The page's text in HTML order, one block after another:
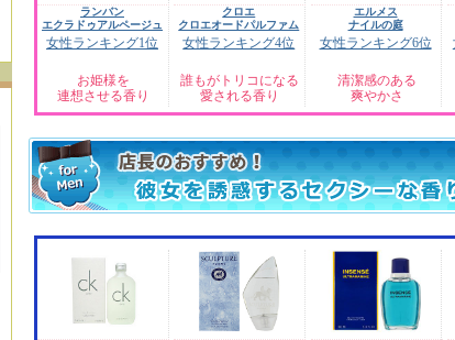
ランバン
エクラドゥアルページュ
女性ランキング1位
お姫様を
連想させる香り
クロエ
クロエオードパルファム
女性ランキング4位
誰もがトリコになる
愛される香り
エルメス
ナイルの庭
女性ランキング6位
清潔感のある
爽やかさ